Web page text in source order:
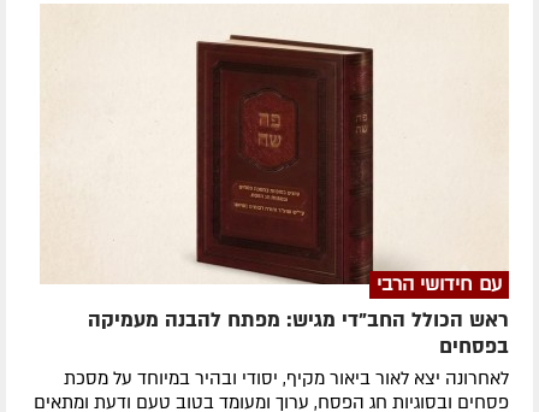
עם חידושי הרבי
ראש הכולל החב"די מגיש: מפתח להבנה מעמיקה
בפסחים
לאחרונה ​יצא לאור ביאור מקיף, יסודי ובהיר במיוחד על מסכת
פסחים ובסוגיות חג הפסח, ערוך ומעומד בטוב טעם ודעת ומתאים